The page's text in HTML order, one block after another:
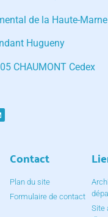
de la Haute-Marne
Hugueny
CHAUMONT Cedex
Contact
Plan du site
Formulaire de contact
Site